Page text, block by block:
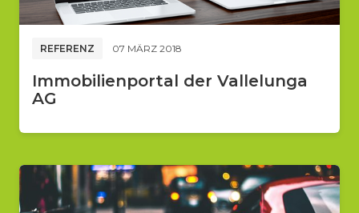
REFERENZ 07 MÄRZ 2018
Immobilienportal der Vallelunga
AG